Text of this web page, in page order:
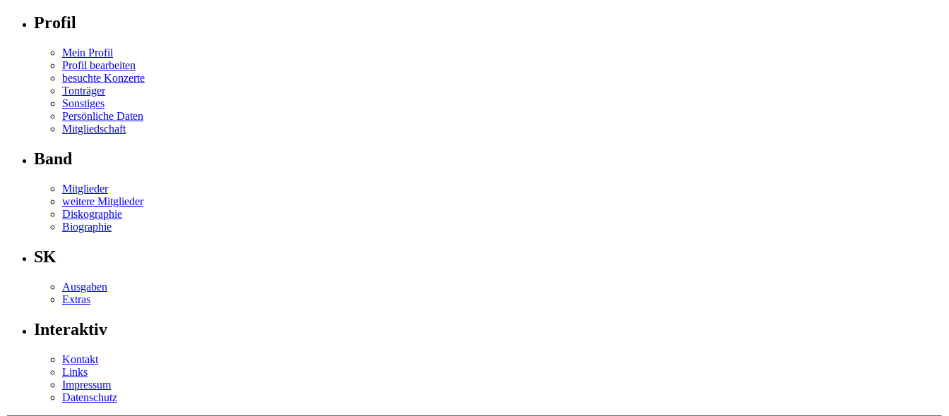
Profil
Mein Profil
Profil bearbeiten
besuchte Konzerte
Tonträger
Sonstiges
Persönliche Daten
Mitgliedschaft
Band
Mitglieder
weitere Mitglieder
Diskographie
Biographie
SK
Ausgaben
Extras
Interaktiv
Kontakt
Links
Impressum
Datenschutz